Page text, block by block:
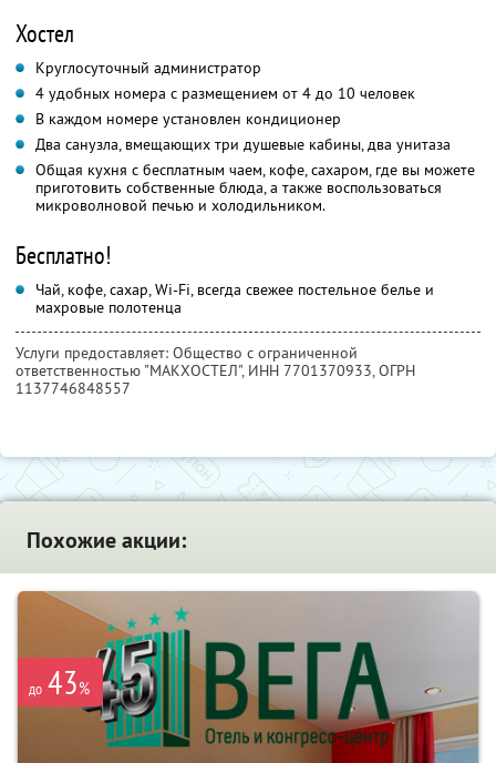
Хостел
Круглосуточный администратор
4 удобных номера с размещением от 4 до 10 человек
В каждом номере установлен кондиционер
Два санузла, вмещающих три душевые кабины, два унитаза
Общая кухня с бесплатным чаем, кофе, сахаром, где вы можете
приготовить собственные блюда, а также воспользоваться
микроволновой печью и холодильником.
Бесплатно!
Чай, кофе, сахар, Wi-Fi, всегда свежее постельное белье и
махровые полотенца
Услуги предоставляет: Общество с ограниченной
ответственностью "МАКХОСТЕЛ", ИНН 7701370933, ОГРН
1137746848557
Похожие акции:
до 43%